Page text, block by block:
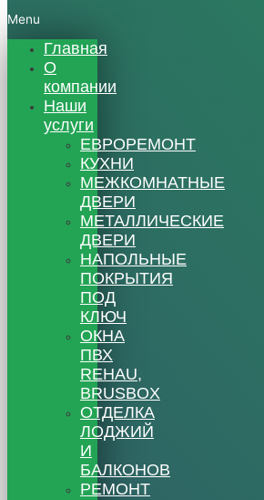
Menu
Главная
О
компании
Наши
услуги
ЕВРОРЕМОНТ
КУХНИ
МЕЖКОМНАТНЫЕ
ДВЕРИ
МЕТАЛЛИЧЕСКИЕ
ДВЕРИ
НАПОЛЬНЫЕ
ПОКРЫТИЯ
ПОД
КЛЮЧ
ОКНА
ПВХ
REHAU,
BRUSBOX
ОТДЕЛКА
ЛОДЖИЙ
И
БАЛКОНОВ
РЕМОНТ